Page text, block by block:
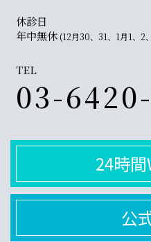
休診日
年中無休 (12月30、31、1月1、2
TEL
03-
24時
公